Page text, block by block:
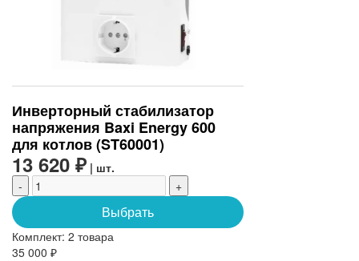
Инверторный стабилизатор
напряжения Baxi Energy 600
для котлов (ST60001)
13 620 ₽ | шт.
-
+
Выбрать
Комплект: 2 товара
35 000 ₽